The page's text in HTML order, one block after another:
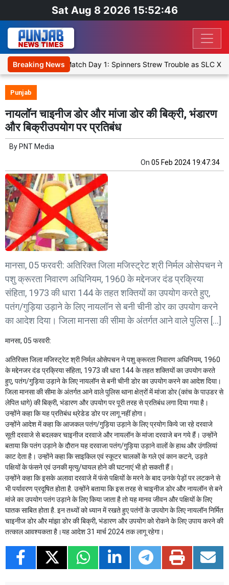
Sat Aug 8 2026 15:52:46
Breaking News
XI, Warm-Up Match Day 1: Spinners Strew Trouble as SLC XI
Punjab
नायलॉन चाइनीज डोर और मांजा डोर की बिक्री, भंडारण
और बिक्रीउपयोग पर प्रतिबंध
By PNT Media
On 05 Feb 2024 19:47:34
मानसा, 05 फरवरी: अतिरिक्त जिला मजिस्ट्रेट श्री निर्मल ओसेपचन ने
पशु क्रूरता निवारण अधिनियम, 1960 के मद्देनजर दंड प्रक्रिया
संहिता, 1973 की धारा 144 के तहत शक्तियों का उपयोग करते हुए,
पतंग/गुड़िया उड़ाने के लिए नायलॉन से बनी चीनी डोर का उपयोग करने
का आदेश दिया। जिला मानसा की सीमा के अंतर्गत आने वाले पुलिस […]
मानसा, 05 फरवरी:
अतिरिक्त जिला मजिस्ट्रेट श्री निर्मल ओसेपचन ने पशु क्रूरता निवारण अधिनियम, 1960
के मद्देनजर दंड प्रक्रिया संहिता, 1973 की धारा 144 के तहत शक्तियों का उपयोग करते
हुए, पतंग/गुड़िया उड़ाने के लिए नायलॉन से बनी चीनी डोर का उपयोग करने का आदेश दिया।
जिला मानसा की सीमा के अंतर्गत आने वाले पुलिस थाना क्षेत्रों में मांजा डोर (कांच के पाउडर से
लेपित धागे) की बिक्री, भंडारण और उपयोग पर पूरी तरह से प्रतिबंध लगा दिया गया है।
उन्होंने कहा कि यह प्रतिबंध थ्रेडेड डोर पर लागू नहीं होगा।
उन्होंने आदेश में कहा कि आजकल पतंग/गुड़िया उड़ाने के लिए प्रयोग किये जा रहे दरवाजे
सूती दरवाजे से बदलकर चाइनीज दरवाजे और नायलॉन के मांजा दरवाजे बन गये हैं। उन्होंने
बताया कि पतंग उड़ाने के दौरान यह दरवाजा पतंग/गुड़िया उड़ाने वालों के हाथ और उंगलियां
काट देता है। उन्होंने कहा कि साइकिल एवं स्कूटर चालकों के गले एवं कान कटने, उड़ते
पक्षियों के फंसने एवं उनकी मृत्यु/घायल होने की घटनाएं भी हो सकती हैं।
उन्होंने कहा कि इसके अलावा दरवाजे में फंसे पक्षियों के मरने के बाद उनके पेड़ों पर लटकने से
भी पर्यावरण प्रदूषित होता है. उन्होंने बताया कि इस तरह से चाइनीज डोर और नायलॉन से बने
मांजे का उपयोग पतंग उड़ाने के लिए किया जाता है तो यह मानव जीवन और पक्षियों के लिए
घातक साबित होता है. इन तथ्यों को ध्यान में रखते हुए पतंगों के उपयोग के लिए नायलॉन निर्मित
चाइनीज डोर और मांझा डोर की बिक्री, भंडारण और उपयोग को रोकने के लिए उपाय करने की
तत्काल आवश्यकता है।यह आदेश 31 मार्च 2024 तक लागू रहेगा।